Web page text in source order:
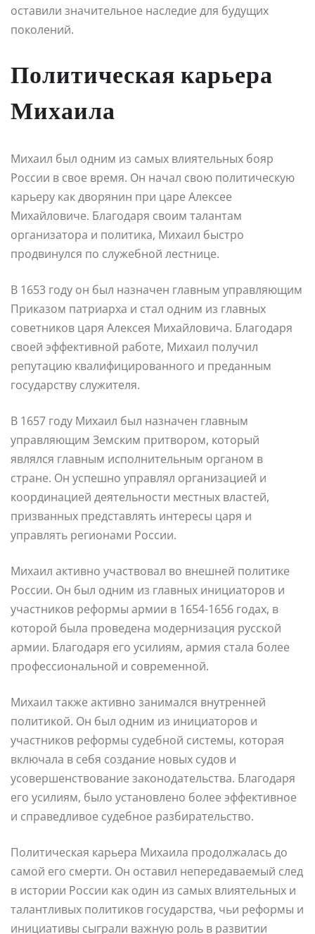
оставили значительное наследие для будущих
поколений.
Политическая карьера
Михаила
Михаил был одним из самых влиятельных бояр
России в свое время. Он начал свою политическую
карьеру как дворянин при царе Алексее
Михайловиче. Благодаря своим талантам
организатора и политика, Михаил быстро
продвинулся по служебной лестнице.
В 1653 году он был назначен главным управляющим
Приказом патриарха и стал одним из главных
советников царя Алексея Михайловича. Благодаря
своей эффективной работе, Михаил получил
репутацию квалифицированного и преданным
государству служителя.
В 1657 году Михаил был назначен главным
управляющим Земским притвором, который
являлся главным исполнительным органом в
стране. Он успешно управлял организацией и
координацией деятельности местных властей,
призванных представлять интересы царя и
управлять регионами России.
Михаил активно участвовал во внешней политике
России. Он был одним из главных инициаторов и
участников реформы армии в 1654-1656 годах, в
которой была проведена модернизация русской
армии. Благодаря его усилиям, армия стала более
профессиональной и современной.
Михаил также активно занимался внутренней
политикой. Он был одним из инициаторов и
участников реформы судебной системы, которая
включала в себя создание новых судов и
усовершенствование законодательства. Благодаря
его усилиям, было установлено более эффективное
и справедливое судебное разбирательство.
Политическая карьера Михаила продолжалась до
самой его смерти. Он оставил непередаваемый след
в истории России как один из самых влиятельных и
талантливых политиков государства, чьи реформы и
инициативы сыграли важную роль в развитии